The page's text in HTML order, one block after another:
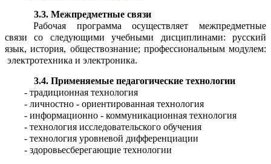
3.3. Межпредметные связи
Рабочая программа осуществляет межпредметные
связи со следующими учебными дисциплинами: русский
язык, история, обществознание; профессиональным модулем:
электротехника и электроника.
3.4. Применяемые педагогические технологии
- традиционная технология
- личностно - ориентированная технология
- информационно - коммуникационная технология
- технология исследовательского обучения
- технология уровневой дифференциации
- здоровьесберегающие технологии